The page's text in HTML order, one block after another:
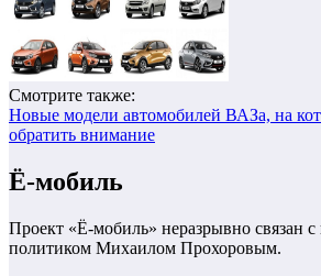
Смотрите также:
Новые модели автомобилей ВАЗа, на
обратить внимание
Ё-мобиль
Проект «Ё-мобиль» неразрывно связан
политиком Михаилом Прохоровым.